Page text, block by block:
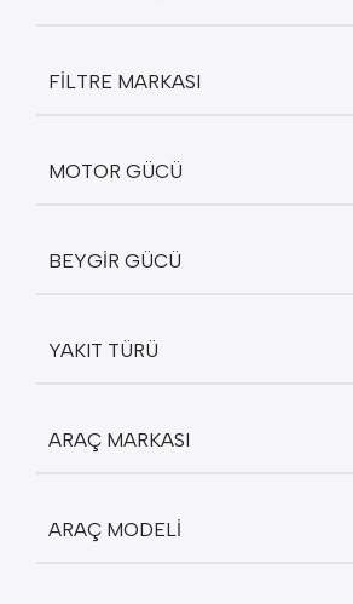
FILTRE MARKASI
MOTOR GÜCÜ
BEYGIR GÜCÜ
YAKIT TÜRÜ
ARAÇ MARKASI
ARAÇ MODELI